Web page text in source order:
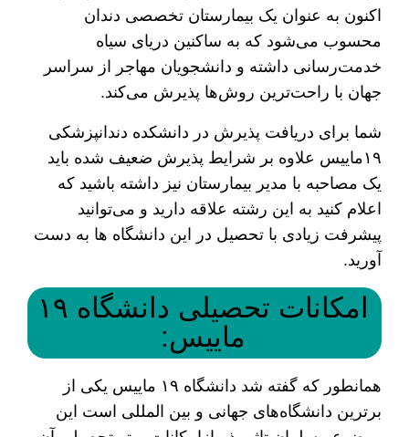
اکنون به عنوان یک بیمارستان تخصصی دندان
محسوب می‌شود که به ساکنین دریای سیاه
خدمت‌رسانی داشته و دانشجویان مهاجر از سراسر
جهان با راحت‌ترین روش‌ها پذیرش می‌کند.
شما برای دریافت پذیرش در دانشکده دندانپزشکی
۱۹ماییس علاوه بر شرایط پذیرش ضعیف شده باید
یک مصاحبه با مدیر بیمارستان نیز داشته باشید که
اعلام کنید به این رشته علاقه دارید و می‌توانید
پیشرفت زیادی با تحصیل در این دانشگاه‌ ها به دست
آورید‌.
امکانات تحصیلی دانشگاه ۱۹
ماییس:
همانطور که گفته شد دانشگاه ۱۹ ماییس یکی از
برترین دانشگاه‌های جهانی و بین‌ المللی است این